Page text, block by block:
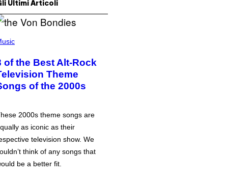
Ultimi Articoli
of the Best Alt-Rock
Theme
of the 2000s
2000s theme songs are
as iconic as their
television show. We
think of any songs that
be a better fit.